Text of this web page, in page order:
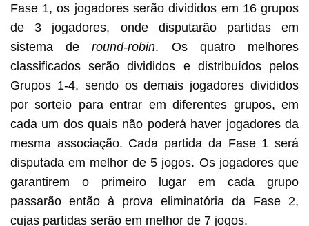
Fase 1, os jogadores serão divididos em 16 grupos
de 3 jogadores, onde disputarão partidas em
sistema deround-robin. Os quatro melhores
classificados serão divididos e distribuídos pelos
Grupos 1-4, sendo os demais jogadores divididos
por sorteio para entrar em diferentes grupos, em
cada um dos quais não poderá haver jogadores da
mesma associação. Cada partida da Fase 1 será
disputada em melhor de 5 jogos. Os jogadores que
garantirem o primeiro lugar em cada grupo
passarão então à prova eliminatória da Fase 2,
cujas partidas serão em melhor de 7 jogos.